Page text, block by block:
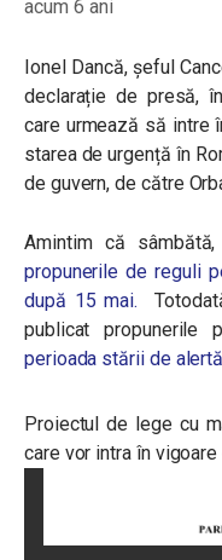
acum 6 ani
Ionel Dancă, șeful
declarație de presă,
care urmează să intre
starea de urgență în
de guvern, de către
Amintim că
propunerile de reguli
după 15 mai.
publicat propunerile
perioada stării de
Proiectul de lege cu
care vor intra în